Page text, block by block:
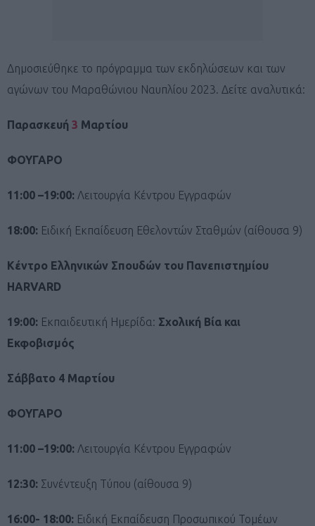
Δημοσιεύθηκε το πρόγραμμα των εκδηλώσεων και των
αγώνων του Μαραθώνιου Ναυπλίου 2023. Δείτε αναλυτικά:
Παρασκευή 3 Μαρτίου
ΦΟΥΓΑΡΟ
11:00 –19:00: Λειτουργία Κέντρου Εγγραφών
18:00: Ειδική Εκπαίδευση Εθελοντών Σταθμών (αίθουσα 9)
Κέντρο Ελληνικών Σπουδών του Πανεπιστημίου
HARVARD
19:00: Εκπαιδευτική Ημερίδα: Σχολική Βία και
Εκφοβισμός
Σάββατο 4 Μαρτίου
ΦΟΥΓΑΡΟ
11:00 –19:00: Λειτουργία Κέντρου Εγγραφών
12:30: Συνέντευξη Τύπου (αίθουσα 9)
16:00- 18:00: Ειδική Εκπαίδευση Προσωπικού Τομέων